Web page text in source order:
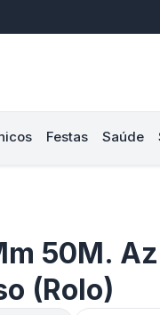
Festas Saúde
50M.
(Rolo)